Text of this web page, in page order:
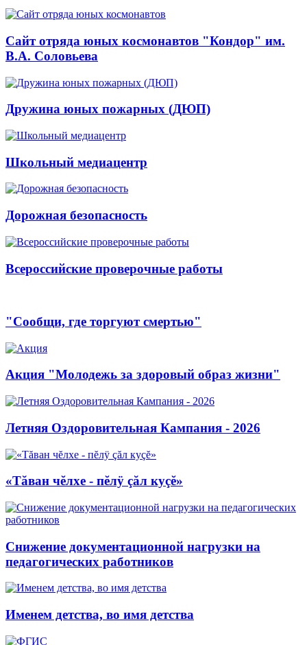
Сайт отряда юных космонавтов "Кондор" им.
В.А. Соловьева
Дружина юных пожарных (ДЮП)
Школьный медиацентр
Дорожная безопасность
Всероссийские проверочные работы
"Сообщи, где торгуют смертью"
Акция "Молодежь за здоровый образ жизни"
Летняя Оздоровительная Кампания - 2026
«Тăван чĕлхе - пĕлÿ çăл куçĕ»
Снижение документационной нагрузки на
педагогических работников
Именем детства, во имя детства